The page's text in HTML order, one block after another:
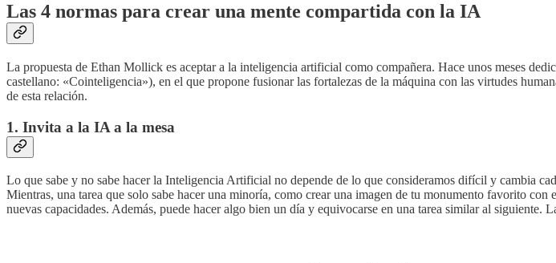
Las 4 normas para crear una mente compartida con la IA
La propuesta de Ethan Mollick es aceptar a la inteligencia artificial como compañera. Hace unos meses
castellano: «Cointeligencia»), en el que propone fusionar las fortalezas de la máquina con las virtudes
de esta relación.
1. Invita a la IA a la mesa
Lo que sabe y no sabe hacer la Inteligencia Artificial no depende de lo que consideramos difícil y cambia
Mientras, una tarea que solo sabe hacer una minoría, como crear una imagen de tu monumento favorito
nuevas capacidades. Además, puede hacer algo bien un día y equivocarse en una tarea similar al siguiente.